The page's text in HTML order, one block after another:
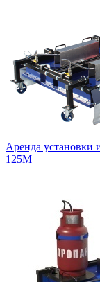
Аренда установки
125М